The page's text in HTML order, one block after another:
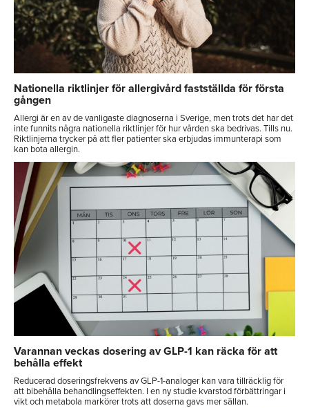
Nationella riktlinjer för allergivård fastställda för första
gången
Allergi är en av de vanligaste diagnoserna i Sverige, men trots det har det
inte funnits några nationella riktlinjer för hur vården ska bedrivas. Tills nu.
Riktlinjerna trycker på att fler patienter ska erbjudas immunterapi som
kan bota allergin.
Varannan veckas dosering av GLP-1 kan räcka för att
behålla effekt
Reducerad doseringsfrekvens av GLP-1-analoger kan vara tillräcklig för
att bibehålla behandlingseffekten. I en ny studie kvarstod förbättringar i
vikt och metabola markörer trots att doserna gavs mer sällan.